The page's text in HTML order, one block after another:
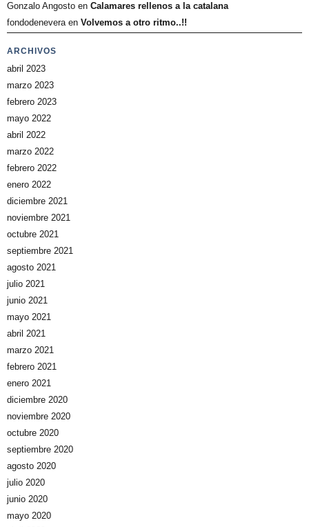
Gonzalo Angosto en Calamares rellenos a la catalana
fondodeneveraen Volvemos a otro ritmo..!!
ARCHIVOS
abril 2023
marzo 2023
febrero 2023
mayo 2022
abril 2022
marzo 2022
febrero 2022
enero 2022
diciembre 2021
noviembre 2021
octubre 2021
septiembre 2021
agosto 2021
julio 2021
junio 2021
mayo 2021
abril 2021
marzo 2021
febrero 2021
enero 2021
diciembre 2020
noviembre 2020
octubre 2020
septiembre 2020
agosto 2020
julio 2020
junio 2020
mayo 2020